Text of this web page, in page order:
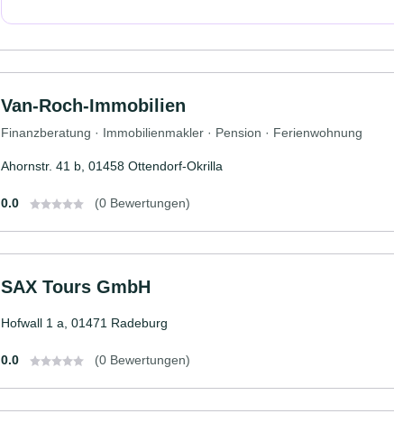
Van-Roch-Immobilien
Finanzberatung · Immobilienmakler · Pension · Ferienwohnung
Ahornstr. 41 b, 01458 Ottendorf-Okrilla
0.0 (0 Bewertungen)
SAX Tours GmbH
Hofwall 1 a, 01471 Radeburg
0.0 (0 Bewertungen)